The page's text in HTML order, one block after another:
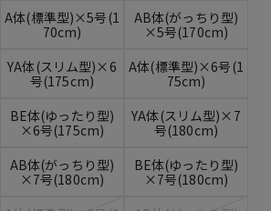
A体(標準型)×5号(1
70cm)
AB体(がっちり型)
×5号(170cm)
YA体(スリム型)×6
号(175cm)
A体(標準型)×6号(1
75cm)
BE体(ゆったり型)
×6号(175cm)
YA体(スリム型)×7
号(180cm)
AB体(がっちり型)
×7号(180cm)
BE体(ゆったり型)
×7号(180cm)